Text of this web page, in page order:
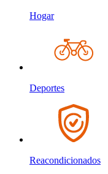
Hogar
Deportes
Reacondicionados